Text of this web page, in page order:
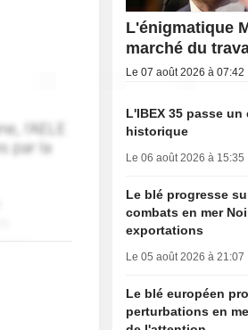
L'énigmatique
marché du
Le 07 août 2026 à 07:42
L'IBEX 35 passe un
historique
Le 06 août 2026 à 15:35
Le blé progresse
combats en mer
exportations
Le 05 août 2026 à 21:07
Le blé européen
perturbations en